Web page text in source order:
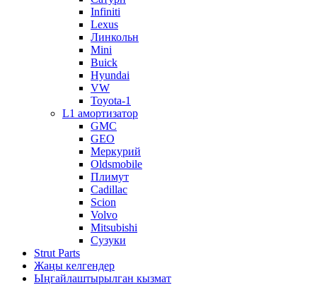
Infiniti
Lexus
Линкольн
Mini
Buick
Hyundai
VW
Toyota-1
L1 амортизатор
GMC
GEO
Меркурий
Oldsmobile
Плимут
Cadillac
Scion
Volvo
Mitsubishi
Сузуки
Strut Parts
Жаңы келгендер
Ыңгайлаштырылган кызмат